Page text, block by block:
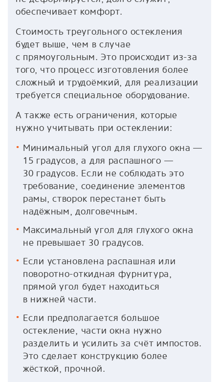
обеспечивает комфорт.
Стоимость треугольного остекления
будет выше, чем в случае
с прямоугольным. Это происходит из-за
того, что процесс изготовления более
сложный и трудоёмкий, для реализации
требуется специальное оборудование.
А также есть ограничения, которые
нужно учитывать при остеклении:
Минимальный угол для глухого окна —
15 градусов, а для распашного —
30 градусов. Если не соблюдать это
требование, соединение элементов
рамы, створок перестанет быть
надёжным, долговечным.
Максимальный угол для глухого окна
не превышает 30 градусов.
Если установлена распашная или
поворотно-откидная фурнитура,
прямой угол будет находиться
в нижней части.
Если предполагается большое
остекление, части окна нужно
разделить и усилить за счёт импостов.
Это сделает конструкцию более
жёсткой, прочной.